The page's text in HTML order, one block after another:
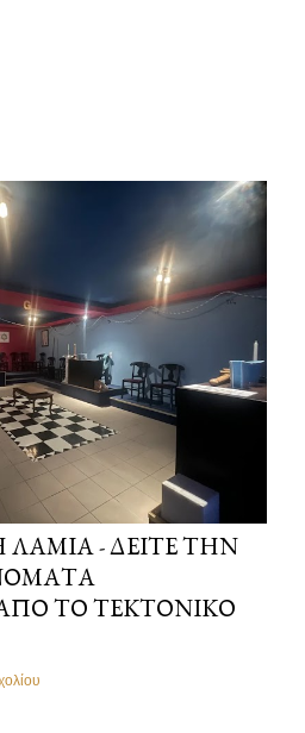
- ΔΕΊΤΕ ΤΗΝ
ΤΟ ΤΕΚΤΟΝΙΚΌ